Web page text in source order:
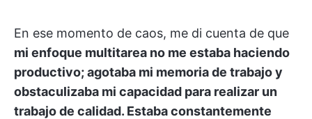
En ese momento de caos, me di cuenta de que
mi enfoque multitarea no me estaba haciendo
productivo; agotaba mi memoria de trabajo y
obstaculizaba mi capacidad para realizar un
trabajo de calidad. Estaba constantemente